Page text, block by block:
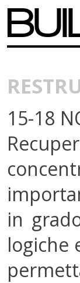
15-18
in
logiche